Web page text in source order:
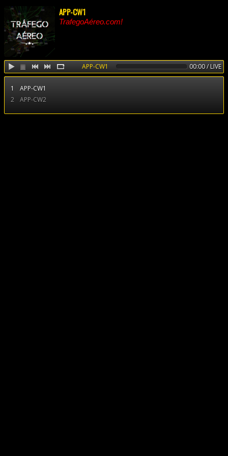
APP-CW1
TrafegoAéreo.com!
APP-CW1 00:00 / LIVE
1
APP-CW1
2
APP-CW2